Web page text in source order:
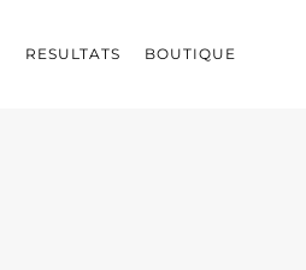
RESULTATS BOUTIQUE